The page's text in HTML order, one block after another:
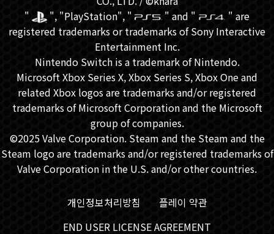
"
", "PlayStation", " " and "
" are
registered trademarks or trademarks of Sony Interactive
Entertainment Inc.
Nintendo Switch is a trademark of Nintendo.
Microsoft Xbox Series X, Xbox Series S, Xbox One and
related Xbox logos are trademarks and/or registered
trademarks of Microsoft Corporation and the Microsoft
group of companies.
©2025 Valve Corporation. Steam and the Steam and the
Steam logo are trademarks and/or registered trademarks of
Valve Corporation in the U.S. and/or other countries.
개인정보처리방침
플레이 약관
END USER LICENSE AGREEMENT